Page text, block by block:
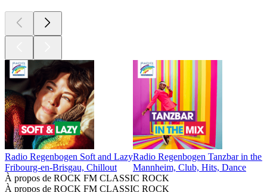
Radio Regenbogen Soft and Lazy
Fribourg-en-Brisgau, Chillout
Radio Regenbogen Tanzbar in the
Mannheim, Club, Hits, Dance
À propos de ROCK FM CLASSIC ROCK
À propos de ROCK FM CLASSIC ROCK